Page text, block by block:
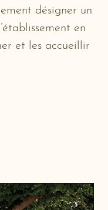
désigner un
en
et les accueillir